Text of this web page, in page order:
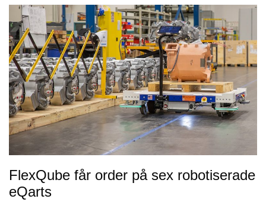
FlexQube får order på sex robotiserade
eQarts